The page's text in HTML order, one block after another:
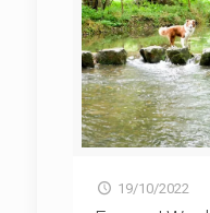
19/10/2022